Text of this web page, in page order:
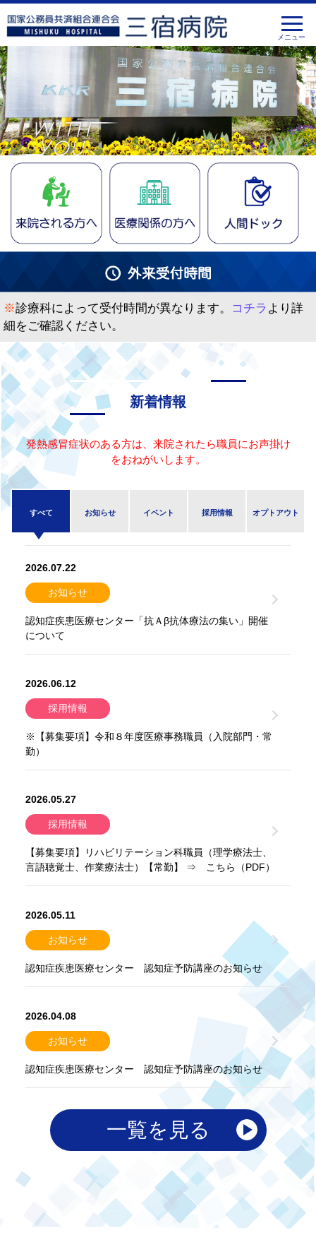
※診療科によって受付時間が異なります。 コチラ より詳
細をご確認ください。
新着情報
発熱感冒症状のある方は、来院されたら職員にお声掛け
をおねがいします。
すべて お知らせ イベント 採用情報 オプトアウト
2026.07.22
お知らせ
認知症疾患医療センター「抗Ａβ抗体療法の集い」開催
について
2026.06.12
採用情報
※【募集要項】令和８年度医療事務職員（入院部門・常
勤）
2026.05.27
採用情報
【募集要項】リハビリテーション科職員（理学療法士、
言語聴覚士、作業療法士）【常勤】 ⇒ こちら（PDF）
2026.05.11
お知らせ
認知症疾患医療センター 認知症予防講座のお知らせ
2026.04.08
お知らせ
認知症疾患医療センター 認知症予防講座のお知らせ
一覧を見る